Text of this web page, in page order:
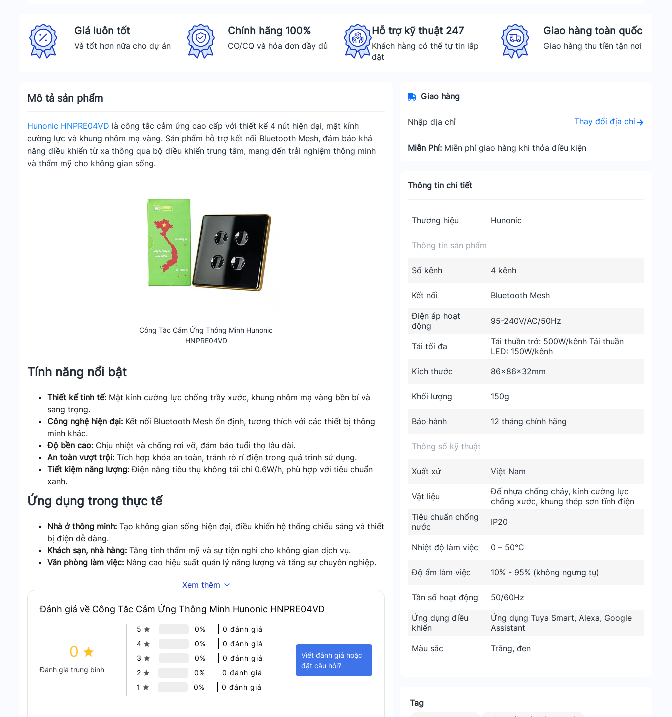
Giá luôn tốt
Và tốt hơn nữa cho dự án
Chính hãng 100%
CO/CQ và hóa đơn đầy đủ
Hỗ trợ kỹ thuật 247
Khách hàng có thể tự tin lắp
đặt
Giao hàng toàn quốc
Giao hàng thu tiền tận nơi
Mô tả sản phẩm
Hunonic HNPRE04VD là công tắc cảm ứng cao cấp với thiết kế 4 nút hiện đại, mặt kính
cường lực và khung nhôm mạ vàng. Sản phẩm hỗ trợ kết nối Bluetooth Mesh, đảm bảo khả
năng điều khiển từ xa thông qua bộ điều khiển trung tâm, mang đến trải nghiệm thông minh
và thẩm mỹ cho không gian sống.
Công Tắc Cảm Ứng Thông Minh Hunonic
HNPRE04VD
Tính năng nổi bật
Thiết kế tinh tế: Mặt kính cường lực chống trầy xước, khung nhôm mạ vàng bền bỉ và
sang trọng.
Công nghệ hiện đại: Kết nối Bluetooth Mesh ổn định, tương thích với các thiết bị thông
minh khác.
Độ bền cao: Chịu nhiệt và chống rơi vỡ, đảm bảo tuổi thọ lâu dài.
An toàn vượt trội: Tích hợp khóa an toàn, tránh rò rỉ điện trong quá trình sử dụng.
Tiết kiệm năng lượng: Điện năng tiêu thụ không tải chỉ 0.6W/h, phù hợp với tiêu chuẩn
xanh.
Ứng dụng trong thực tế
Nhà ở thông minh: Tạo không gian sống hiện đại, điều khiển hệ thống chiếu sáng và thiết
bị điện dễ dàng.
Khách sạn, nhà hàng: Tăng tính thẩm mỹ và sự tiện nghi cho không gian dịch vụ.
Văn phòng làm việc: Nâng cao hiệu suất quản lý năng lượng và tăng sự chuyên nghiệp.
Tại sao nên chọn Hunonic HNPRE04VD?
Hiệu suất cao:Sản phẩm được thiết kế để hoạt động ổn định, đáp ứng nhu cầu sử dụng
Với thiết kế đẳng cấp, sản phẩm phù hợp với mọi phong cách
nội thất.
An toàn tuyệt đối:
Các tính năng bảo vệ người dùng được tích hợp đầy đủ.
Công nghệ tiên tiến:
Kết nối không dây Bluetooth Mesh giúp điều khiển dễ dàng, tiết
Xem thêm
Đánh giá về Công Tắc Cảm Ứng Thông Minh Hunonic HNPRE04VD
0
Đánh giá trung bình
5 0%
0 đánh giá
4
0%
0 đánh giá
3
0%
0 đánh giá
2
0%
0 đánh giá
1
0% 0 đánh giá
Viết đánh giá hoặc
đặt câu hỏi?
Giao hàng
Nhập địa chỉ Thay đổi địa chỉ
Miễn Phí: Miễn phí giao hàng khi thỏa điều kiện
Thông tin chi tiết
Thương hiệu Hunonic
Thông tin sản phẩm
Số kênh 4 kênh
Kết nối Bluetooth Mesh
Điện áp hoạt
động
95-240V/AC/50Hz
Tải tối đa
Tải thuần trở: 500W/kênh Tải thuần
LED: 150W/kênh
Kích thước
86x86x32mm
Khối lượng 150g
Bảo hành 12 tháng chính hãng
Thông số kỹ thuật
Xuất xứ Việt Nam
Vật liệu
Đế nhựa chống cháy, kính cường lực
chống xước, khung thép sơn tĩnh điện
Tiêu chuẩn chống
nước
IP20
Nhiệt độ làm việc 0 – 50°C
Độ ẩm làm việc 10% - 95% (không ngưng tụ)
Tần số hoạt động 50/60Hz
Ứng dụng điều
khiển
Ứng dụng Tuya Smart, Alexa, Google
Assistant
Màu sắc Trắng, đen
Tag